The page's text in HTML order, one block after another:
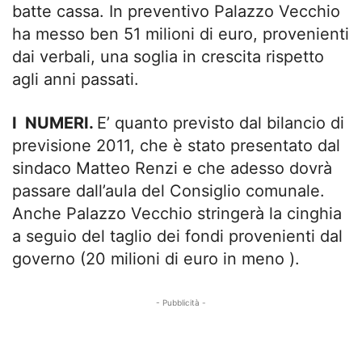
batte cassa. In preventivo Palazzo Vecchio
ha messo ben 51 milioni di euro, provenienti
dai verbali, una soglia in crescita rispetto
agli anni passati.
I NUMERI. E’ quanto previsto dal bilancio di
previsione 2011, che è stato presentato dal
sindaco Matteo Renzi e che adesso dovrà
passare dall’aula del Consiglio comunale.
Anche Palazzo Vecchio stringerà la cinghia
a seguio del taglio dei fondi provenienti dal
governo (20 milioni di euro in meno ).
- Pubblicità -